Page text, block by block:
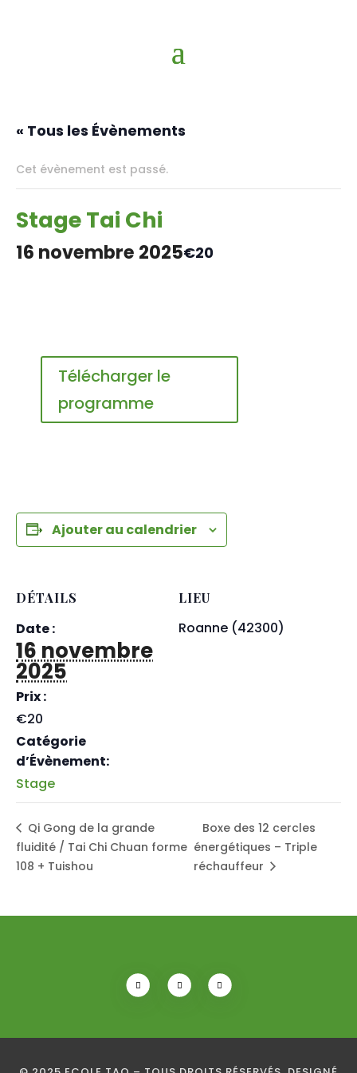
« Tous les Évènements
Cet évènement est passé.
Stage Tai Chi
16 novembre 2025€20
Télécharger le
programme
Ajouter au calendrier
DÉTAILS
Date :
16 novembre
2025
Prix :
€20
Catégorie
d’Évènement:
Stage
LIEU
Roanne (42300)
Qi Gong de la grande
fluidité / Tai Chi Chuan forme
108 + Tuishou
Boxe des 12 cercles
énergétiques – Triple
réchauffeur